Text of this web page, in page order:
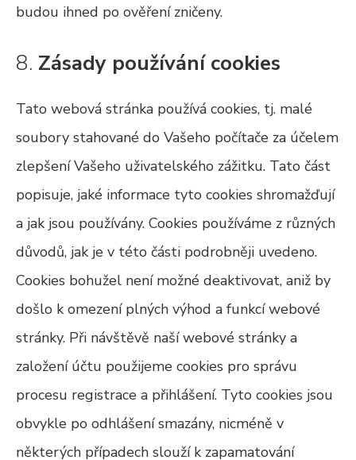
budou ihned po ověření zničeny.
8. Zásady používání cookies
Tato webová stránka používá cookies, tj. malé
soubory stahované do Vašeho počítače za účelem
zlepšení Vašeho uživatelského zážitku. Tato část
popisuje, jaké informace tyto cookies shromažďují
a jak jsou používány. Cookies používáme z různých
důvodů, jak je v této části podrobněji uvedeno.
Cookies bohužel není možné deaktivovat, aniž by
došlo k omezení plných výhod a funkcí webové
stránky. Při návštěvě naší webové stránky a
založení účtu použijeme cookies pro správu
procesu registrace a přihlášení. Tyto cookies jsou
obvykle po odhlášení smazány, nicméně v
některých případech slouží k zapamatování